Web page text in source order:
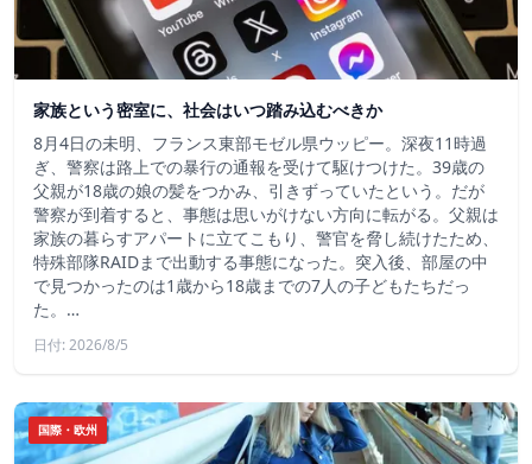
家族という密室に、社会はいつ踏み込むべきか
8月4日の未明、フランス東部モゼル県ウッピー。深夜11時過
ぎ、警察は路上での暴行の通報を受けて駆けつけた。39歳の
父親が18歳の娘の髪をつかみ、引きずっていたという。だが
警察が到着すると、事態は思いがけない方向に転がる。父親は
家族の暮らすアパートに立てこもり、警官を脅し続けたため、
特殊部隊RAIDまで出動する事態になった。突入後、部屋の中
で見つかったのは1歳から18歳までの7人の子どもたちだっ
た。…
日付: 2026/8/5
国際・欧州